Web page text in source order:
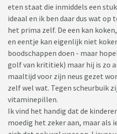
eten staat die inmiddels een
ideaal en ik ben daar dus wat op
het prima zelf. De een kan
en eentje kan eigenlijk niet
boodschappen doen - maar
golf van krititiek) maar hij is zo
maaltijd voor zijn neus gezet
zelf wel wat. Tegen scheurbuik
vitaminepillen.
Ik vind het handig dat de
moedig het zeker aan, maar als